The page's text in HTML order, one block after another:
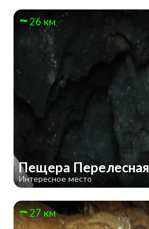
26 км
Пещера Перелесная
Интересное место
27 км